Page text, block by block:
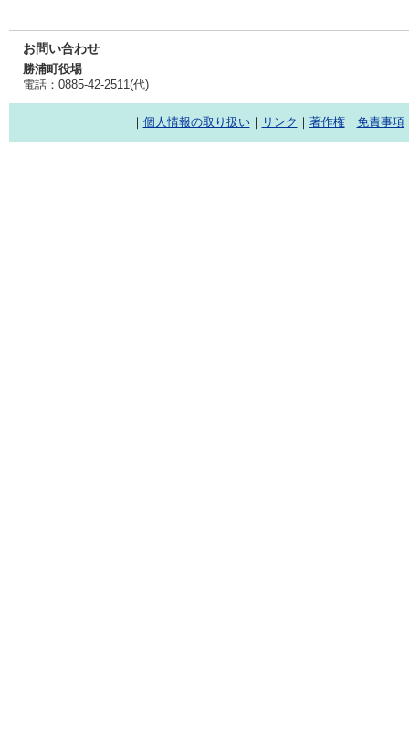
お問い合わせ
勝浦町役場
電話：0885-42-2511(代)
｜ 個人情報の取り扱い｜ リンク ｜ 著作権｜ 免責事項